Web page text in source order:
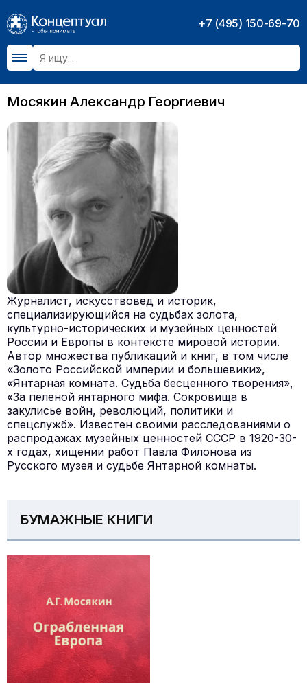
+7 (495) 150-69-70
Мосякин Александр Георгиевич
Журналист, искусствовед и историк,
специализирующийся на судьбах золота,
культурно-исторических и музейных ценностей
России и Европы в контексте мировой истории.
Автор множества публикаций и книг, в том числе
«Золото Российской империи и большевики»,
«Янтарная комната. Судьба бесценного творения»,
«За пеленой янтарного мифа. Сокровища в
закулисье войн, революций, политики и
спецслужб». Известен своими расследованиями о
распродажах музейных ценностей СССР в 1920-30-
х годах, хищении работ Павла Филонова из
Русского музея и судьбе Янтарной комнаты.
БУМАЖНЫЕ КНИГИ